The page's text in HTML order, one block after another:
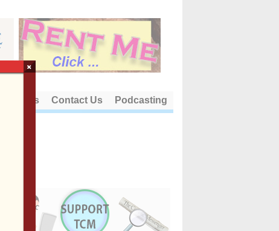
About Us Contact Us Podcasting
×